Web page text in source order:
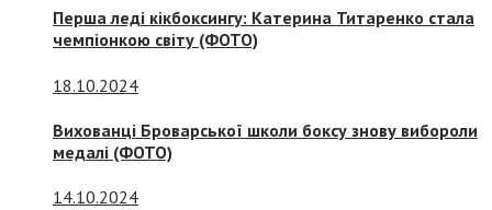
Перша леді кікбоксингу: Катерина Титаренко стала
чемпіонкою світу (ФОТО)
18.10.2024
Вихованці Броварської школи боксу знову вибороли
медалі (ФОТО)
14.10.2024